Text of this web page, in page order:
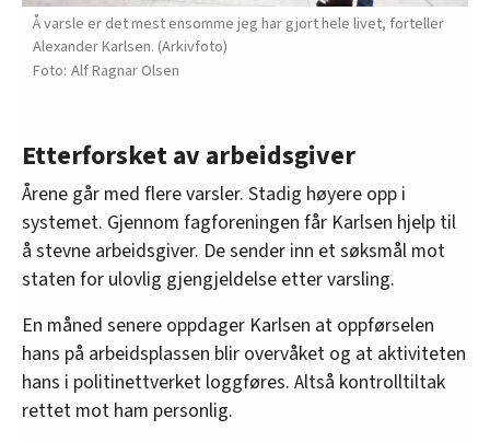
Å varsle er det mest ensomme jeg har gjort hele livet, forteller
Alexander Karlsen. (Arkivfoto)
Alf Ragnar Olsen
Etterforsket av arbeidsgiver
Årene går med flere varsler. Stadig høyere opp i
systemet. Gjennom fagforeningen får Karlsen hjelp til
å stevne arbeidsgiver. De sender inn et søksmål mot
staten for ulovlig gjengjeldelse etter varsling.
En måned senere oppdager Karlsen at oppførselen
hans på arbeidsplassen blir overvåket og at aktiviteten
hans i politinettverket loggføres. Altså kontrolltiltak
rettet mot ham personlig.